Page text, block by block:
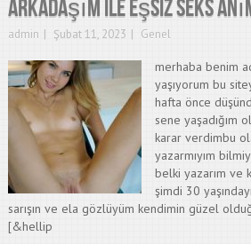
Arkadaşım ile eşsiz seks
admin Şubat 11, 2023 Genel
merhaba benim
yaşıyorum bu
hafta önce
sene yaşadığım
karar verdimbu
yazarmıyım
belki yazarım ve
şimdi 30
sarışın ve ela gözlüyüm kendimin güzel
[&hellip